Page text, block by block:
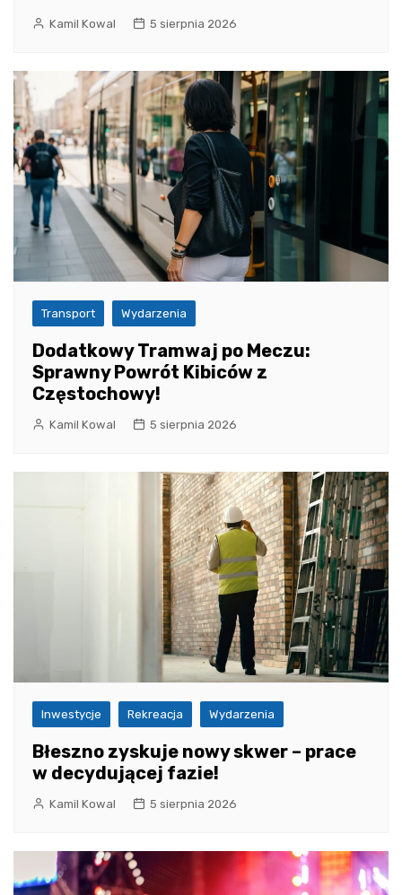
Kamil Kowal 5 sierpnia 2026
Transport Wydarzenia
Dodatkowy Tramwaj po Meczu:
Sprawny Powrót Kibiców z
Częstochowy!
Kamil Kowal 5 sierpnia 2026
Inwestycje Rekreacja Wydarzenia
Błeszno zyskuje nowy skwer – prace
w decydującej fazie!
Kamil Kowal 5 sierpnia 2026